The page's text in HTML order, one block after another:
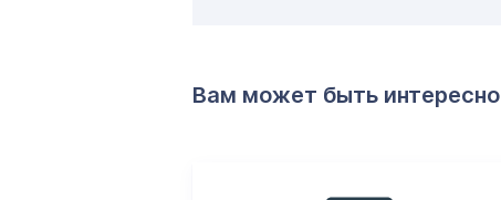
Вам может быть интересно